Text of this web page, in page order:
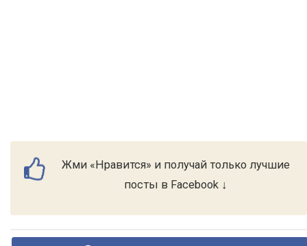
Жми «Нравится» и получай только лучшие
посты в Facebook ↓